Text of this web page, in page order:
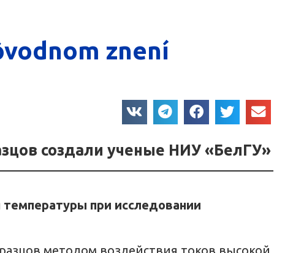
znení
создали ученые НИУ «БелГУ»
температуры при исследовании